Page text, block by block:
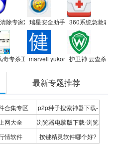
2010
除专家2017瑞星安全助手 360系统急救箱
工具
毒专杀工具marvell yukon 88e8057网卡驱动
护卫神·云查杀(专
最新专题推荐
合集专区
p2p种子搜索神器下载-
P2P种子搜索神器专题
网大全
浏览器电脑版下载-浏览
器下载合集
情软件
按键精灵软件哪个好?